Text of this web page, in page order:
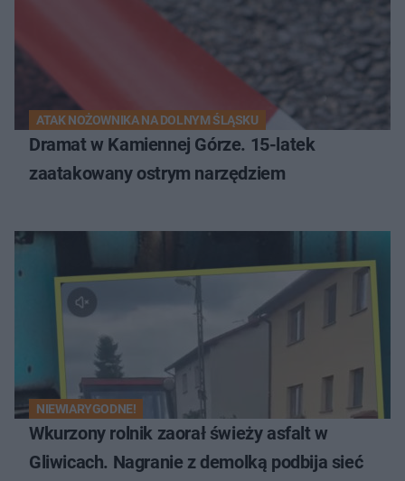
ATAK NOŻOWNIKA NA DOLNYM ŚLĄSKU
Dramat w Kamiennej Górze. 15-latek
zaatakowany ostrym narzędziem
NIEWIARYGODNE!
Wkurzony rolnik zaorał świeży asfalt w
Gliwicach. Nagranie z demolką podbija sieć